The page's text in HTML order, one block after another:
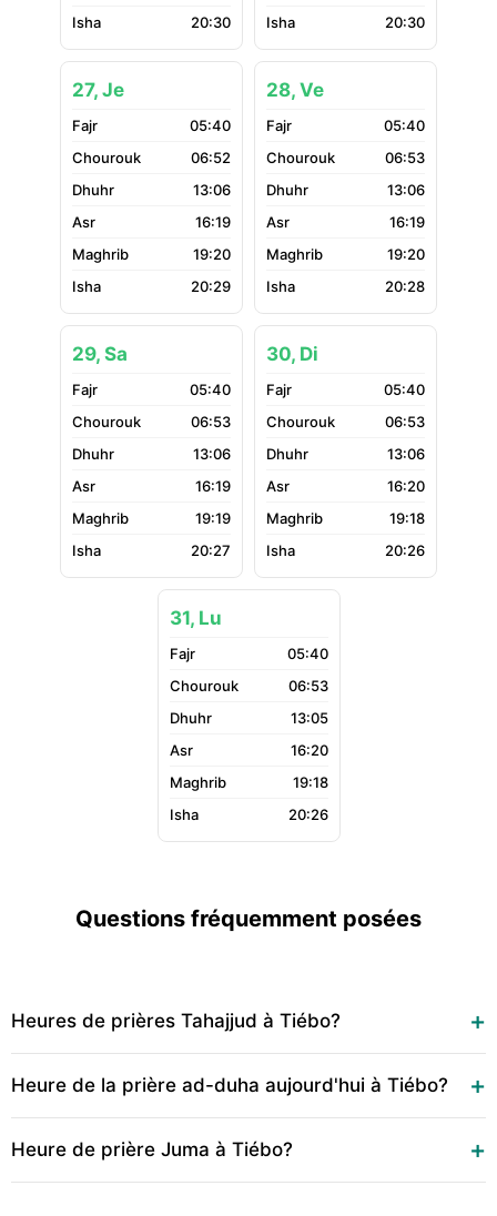
20:30
20:30
27, Je
05:40
06:52
13:06
16:19
19:20
20:29
28, Ve
05:40
06:53
13:06
16:19
19:20
20:28
29, Sa
05:40
06:53
13:06
16:19
19:19
20:27
30, Di
05:40
06:53
13:06
16:20
19:18
20:26
31, Lu
05:40
06:53
13:05
16:20
19:18
20:26
Questions fréquemment posées
Heures de prières Tahajjud à Tiébo?
Heure de la prière ad-duha aujourd'hui à Tiébo?
Heure de prière Juma à Tiébo?